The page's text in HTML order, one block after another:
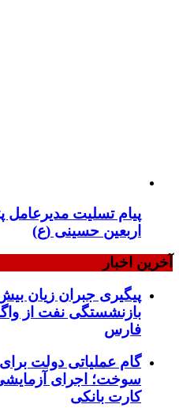
پیام تسلیت
اربعین حسینی (ع)
آخرین اخبار
بازنشستگی نفت از
فارس
گام عملیاتی دولت
سوخت؛ اجرای
کارت بانکی